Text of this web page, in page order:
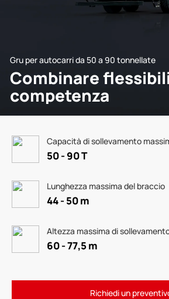
Gru per autocarri da 50 a 90 tonnellate
Combinare
competenza
Capacità di sollevamento
50 - 90 T
Lunghezza massima del braccio
44 - 50 m
Altezza massima di
60 - 77,5 m
Richiedi un